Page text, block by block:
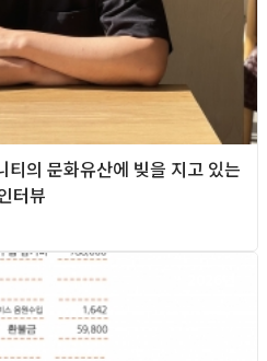
의 문화유산에 빚을 지고 있는
터뷰